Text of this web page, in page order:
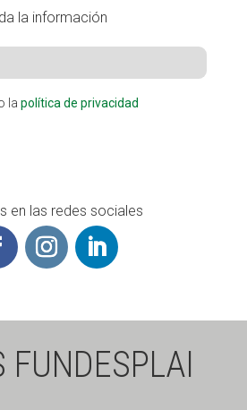
la información
la política de privacidad
en las redes sociales
FUNDESPLAI